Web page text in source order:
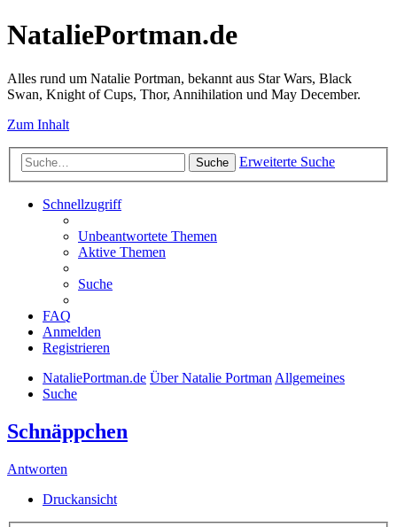
NataliePortman.de
Alles rund um Natalie Portman, bekannt aus Star Wars, Black
Swan, Knight of Cups, Thor, Annihilation und May December.
Zum Inhalt
Suche Erweiterte Suche
Schnellzugriff
Unbeantwortete Themen
Aktive Themen
Suche
FAQ
Anmelden
Registrieren
NataliePortman.de Über Natalie PortmanAllgemeines
Suche
Schnäppchen
Antworten
Druckansicht